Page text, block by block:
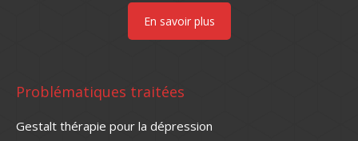
En savoir plus
Problématiques traitées
Gestalt thérapie pour la dépression